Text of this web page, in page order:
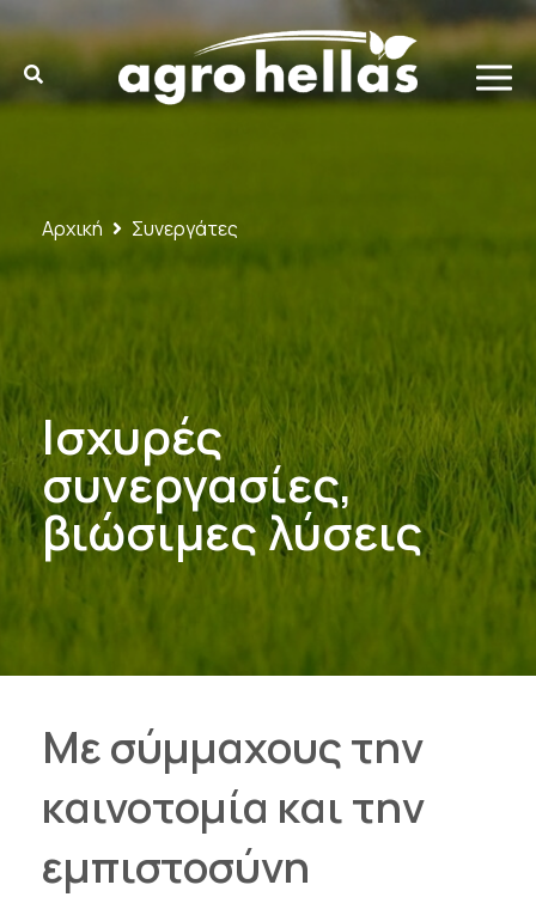
Ισχυρές
συνεργασίες,
βιώσιμες λύσεις
Αρχική Συνεργάτες
Με σύμμαχους την
καινοτομία και την
εμπιστοσύνη